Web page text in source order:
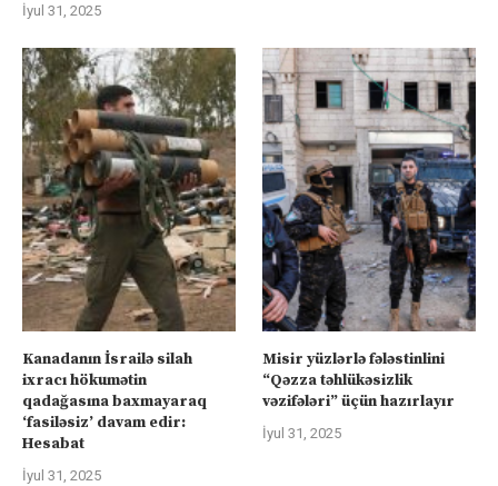
İyul 31, 2025
Kanadanın İsrailə silah
ixracı hökumətin
qadağasına baxmayaraq
‘fasiləsiz’ davam edir:
Hesabat
İyul 31, 2025
Misir yüzlərlə fələstinlini
“Qəzza təhlükəsizlik
vəzifələri” üçün hazırlayır
İyul 31, 2025